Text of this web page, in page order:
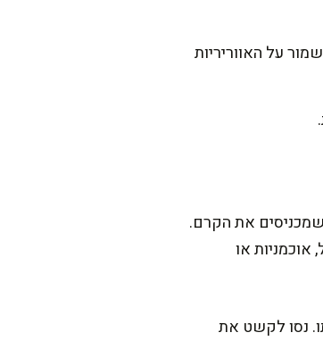
על האווריריות
את הקרם.
או
נסו לקשט את